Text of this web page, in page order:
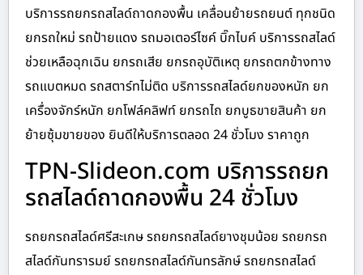
บริการรถยกรถสไลด์ถาดกองพื้น เคลื่อนย้ายรถยนต์ ทุกชนิด
ยกรถใหม่ รถป้ายแดง รถมอเตอร์ไซค์ บิ๊กไบค์ บริการรถสไลด์
ช่วยเหลือฉุกเฉิน ยกรถเสีย ยกรถอุบัติเหตุ ยกรถตกข้างทาง
รถแบตหมด รถสตาร์ทไม่ติด บริการรถสไลด์ยกของหนัก ยก
เครื่องจักร์หนัก ยกโฟล์คลิฟท์ ยกรถไถ ยกบูธขายสินค้า ยก
ย้ายซุ้มขายของ ยินดีให้บริการตลอด 24 ชั่วโมง ราคาถูก
TPN-Slideon.com บริการรถยก
รถสไลด์ถาดกองพื้น 24 ชั่วโมง
รถยกรถสไลด์ศรีสะเกษ รถยกรถสไลด์ยางชุมน้อย รถยกรถ
สไลด์กันทรารมย์ รถยกรถสไลด์กันทรลักษ์ รถยกรถสไลด์